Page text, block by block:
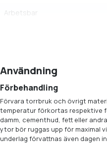
Arbetsbar
Användning
Förbehandling
Förvara torrbruk och övrigt
temperatur förkortas respektive
damm, cementhud, fett eller
ytor bör ruggas upp för maximal
underlag förvattnas även dagen